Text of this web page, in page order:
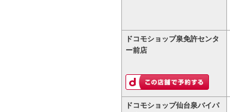
ドコモショップ泉免許センタ
ー前店
ドコモショップ仙台泉バイパ